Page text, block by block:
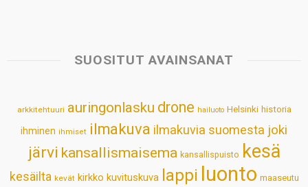
s
p
b
k
e
n
e
s
t
l
SUOSITUT AVAINSANAT
arkkitehtuuri auringonlasku drone hailuoto Helsinki historia
ihminen ihmiset ilmakuva ilmakuvia suomesta joki
järvi kansallismaisema kansallispuisto kesä
kesäilta kevät kirkko kuvituskuva lappi luonto maaseutu